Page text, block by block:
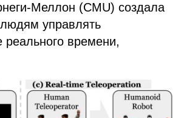
Меллон (CMU) создала
управлять
времени,